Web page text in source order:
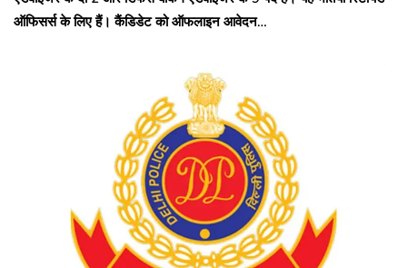
ऑफिसर्स के लिए हैं। कैंडिडेट को ऑफलाइन आवेदन…